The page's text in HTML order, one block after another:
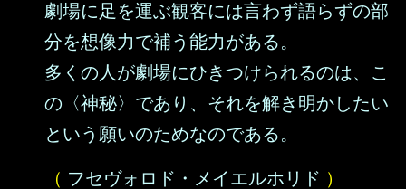
劇場に足を運ぶ観客には言わず語らずの部
分を想像力で補う能力がある。
多くの人が劇場にひきつけられるのは、こ
の〈神秘〉であり、それを解き明かしたい
という願いのためなのである。
（ フセヴォロド・メイエルホリド ）